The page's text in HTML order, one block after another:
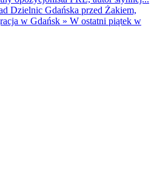
Dzielnic Gdańska przed Żakiem,
w Gdańsk » W ostatni piątek w